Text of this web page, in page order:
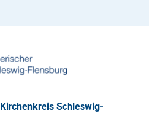
Schleswig-